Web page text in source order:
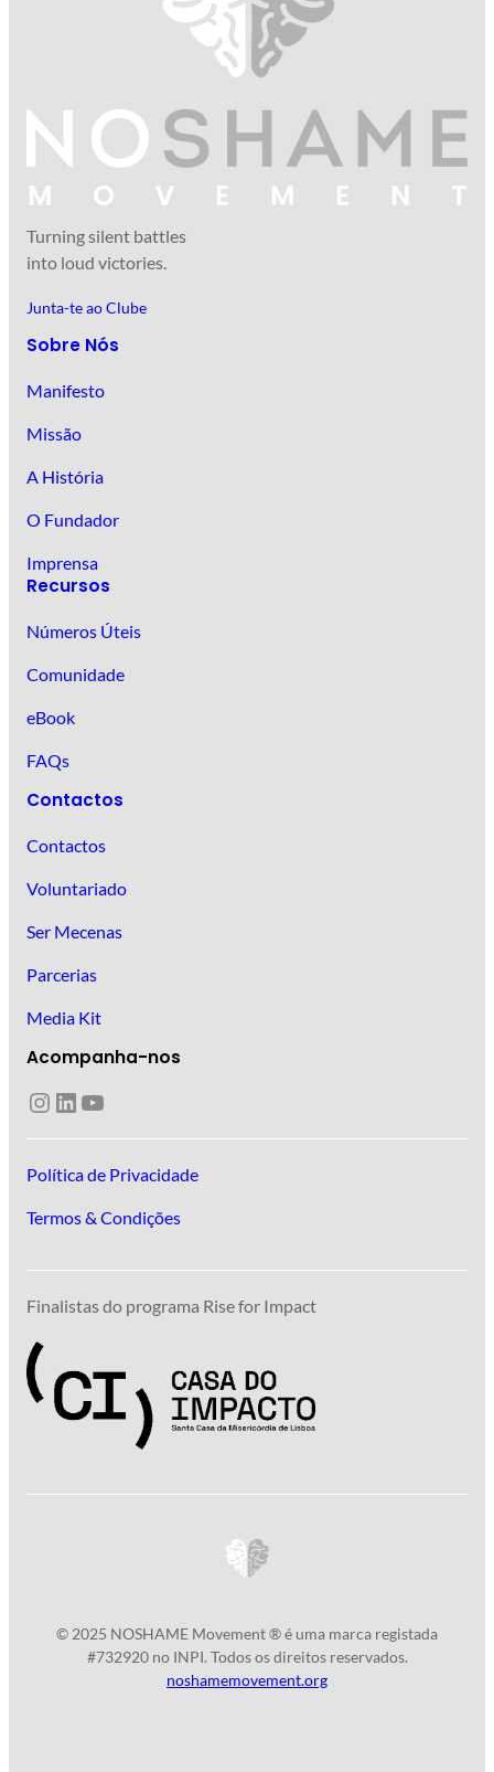
Turning silent battles
into loud victories.
Junta-te ao Clube
Sobre Nós
Manifesto
Missão
A História
O Fundador
Imprensa
Recursos
Números Úteis
Comunidade
eBook
FAQs
Contactos
Contactos
Voluntariado
Ser Mecenas
Parcerias
Media Kit
Acompanha-nos
Instagram LinkedIn YouTube
Política de Privacidade
Termos & Condições
Finalistas do programa Rise for Impact
© 2025 NOSHAME Movement ® é uma marca registada
#732920 no INPI. Todos os direitos reservados.
noshamemovement.org